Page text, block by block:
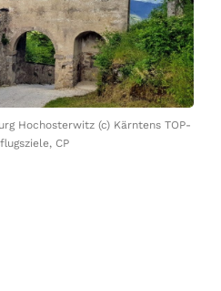
Hochosterwitz (c) Kärntens TOP-
CP